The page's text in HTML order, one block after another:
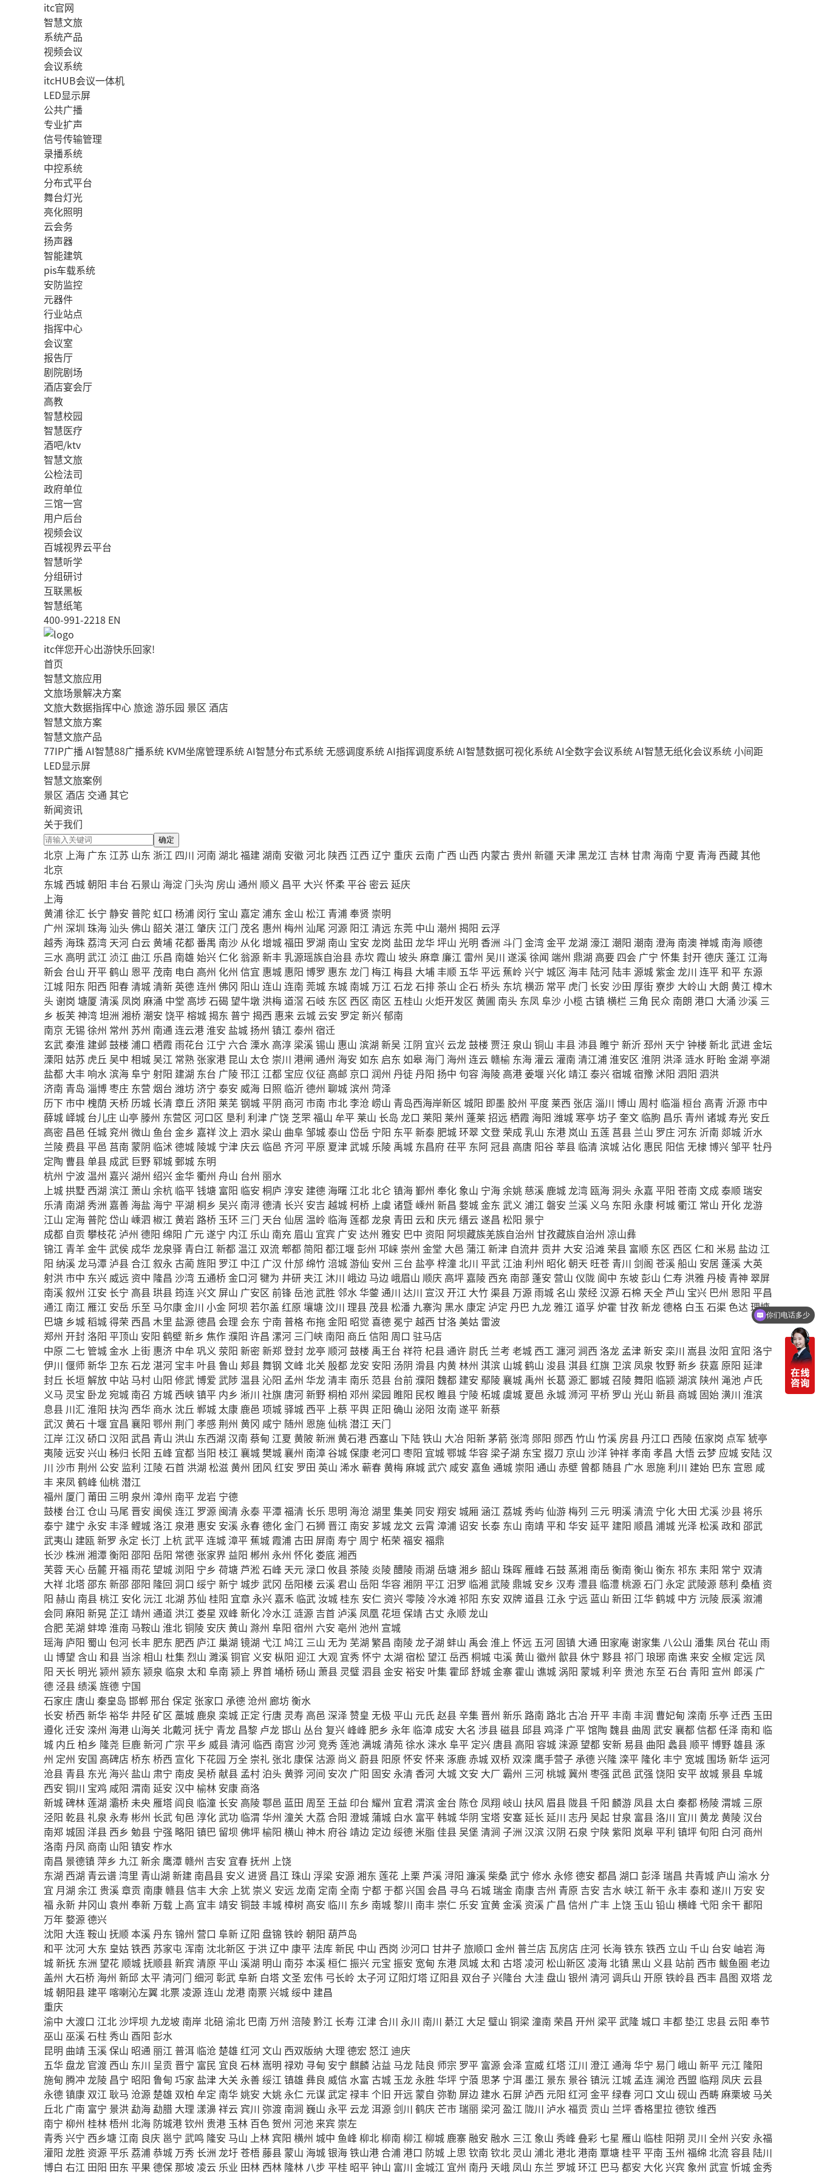
itc官网
智慧文旅
系统产品
视频会议
会议系统
itcHUB会议一体机
LED显示屏
公共广播
专业扩声
信号传输管理
录播系统
中控系统
分布式平台
舞台灯光
亮化照明
云会务
扬声器
智能建筑
pis车载系统
安防监控
元器件
行业站点
指挥中心
会议室
报告厅
剧院剧场
酒店宴会厅
高教
智慧校园
智慧医疗
酒吧/ktv
智慧文旅
公检法司
政府单位
三馆一宫
用户后台
视频会议
百城视界云平台
智慧听学
分组研讨
互联黑板
智慧纸笔
400-991-2218 EN
itc伴您开心出游快乐回家!
首页
智慧文旅应用
文旅场景解决方案
文旅大数据指挥中心旅途游乐园 景区 酒店
智慧文旅方案
智慧文旅产品
77IP广播AI智慧88广播系统 KVM坐席管理系统AI智慧分布式系统无感调度系统AI指挥调度系统AI智慧数据可视化系统AI全数字会议系统AI智慧无纸化会议系统小间距
LED显示屏
智慧文旅案例
景区 酒店 交通其它
新闻资讯
关于我们
确定
北京 上海 广东 江苏 山东 浙江 四川 河南 湖北福建湖南 安徽河北 陕西 江西 辽宁 重庆 云南 广西 山西 内蒙古 贵州 新疆 天津黑龙江 吉林甘肃 海南 宁夏 青海 西藏其他
北京
东城 西城朝阳 丰台 石景山 海淀 门头沟 房山 通州 顺义 昌平 大兴怀柔平谷 密云延庆
上海
黄浦徐汇 长宁 静安 普陀 虹口 杨浦 闵行 宝山 嘉定 浦东 金山 松江 青浦奉贤 崇明
广州 深圳 珠海 汕头佛山 韶关 湛江 肇庆 江门 茂名 惠州 梅州 汕尾 河源 阳江 清远 东莞 中山 潮州 揭阳 云浮
越秀 海珠 荔湾 天河 白云黄埔 花都番禺 南沙 从化增城福田 罗湖 南山 宝安 龙岗 盐田 龙华坪山 光明 香洲 斗门 金湾金平龙湖 濠江 潮阳 潮南 澄海 南澳禅城 南海 顺德
三水 高明 武江 浈江 曲江 乐昌 南雄 始兴仁化 翁源新丰乳源瑶族自治县赤坎 霞山 坡头麻章 廉江 雷州 吴川 遂溪徐闻 端州 鼎湖 高要 四会 广宁 怀集封开德庆 蓬江 江海
新会 台山 开平鹤山 恩平 茂南 电白 高州 化州 信宜 惠城 惠阳 博罗 惠东 龙门 梅江 梅县 大埔丰顺 五华平远 蕉岭 兴宁 城区 海丰 陆河 陆丰源城紫金龙川 连平和平 东源
江城 阳东 阳西 阳春清城清新 英德连州 佛冈 阳山 连山 连南 莞城 东城 南城 万江 石龙石排茶山 企石 桥头 东坑横沥 常平 虎门 长安 沙田 厚街寮步 大岭山 大朗 黄江 樟木
头谢岗 塘厦 清溪 凤岗 麻涌 中堂 高埗石碣 望牛墩 洪梅道滘 石岐 东区 西区 南区 五桂山 火炬开发区 黄圃 南头 东凤阜沙小榄 古镇横栏 三角 民众 南朗 港口 大涌 沙溪 三
乡 板芙 神湾坦洲 湘桥潮安 饶平榕城揭东 普宁 揭西 惠来 云城 云安 罗定 新兴郁南
南京 无锡 徐州 常州 苏州 南通连云港淮安 盐城扬州 镇江 泰州 宿迁
玄武秦淮 建邺鼓楼 浦口 栖霞 雨花台 江宁 六合 溧水 高淳 梁溪锡山 惠山 滨湖 新吴 江阴 宜兴 云龙鼓楼 贾汪 泉山 铜山 丰县 沛县 睢宁 新沂邳州 天宁 钟楼 新北武进金坛
溧阳 姑苏 虎丘 吴中 相城吴江 常熟 张家港 昆山 太仓 崇川 港闸 通州 海安 如东 启东 如皋 海门 海州 连云赣榆 东海灌云灌南 清江浦淮安区 淮阴 洪泽 涟水 盱眙金湖 亭湖
盐都 大丰 响水滨海阜宁 射阳 建湖 东台 广陵邗江 江都 宝应 仪征 高邮 京口 润州 丹徒丹阳 扬中 句容 海陵 高港姜堰兴化靖江 泰兴宿城宿豫 沭阳 泗阳 泗洪
济南 青岛 淄博枣庄 东营 烟台 潍坊济宁 泰安 威海 日照 临沂德州 聊城滨州 菏泽
历下市中 槐荫 天桥 历城 长清章丘 济阳 莱芜钢城平阴 商河市南 市北李沧 崂山 青岛西海岸新区 城阳 即墨 胶州 平度 莱西 张店 淄川 博山 周村 临淄 桓台 高青 沂源市中
薛城 峄城 台儿庄 山亭 滕州 东营区 河口区 垦利 利津 广饶 芝罘福山 牟平 莱山 长岛 龙口 莱阳 莱州 蓬莱招远 栖霞 海阳 潍城 寒亭 坊子奎文 临朐 昌乐 青州 诸城寿光 安丘
高密 昌邑 任城 兖州 微山 鱼台 金乡 嘉祥 汶上 泗水 梁山 曲阜邹城泰山 岱岳 宁阳 东平新泰 肥城环翠文登 荣成乳山 东港 岚山 五莲 莒县 兰山 罗庄河东 沂南 郯城 沂水
兰陵 费县平邑 莒南 蒙阴 临沭德城 陵城 宁津 庆云 临邑 齐河平原 夏津武城 乐陵 禹城 东昌府茌平 东阿冠县 高唐 阳谷莘县 临清滨城 沾化 惠民 阳信无棣博兴邹平牡丹
定陶 曹县单县 成武 巨野 郓城 鄄城 东明
杭州 宁波 温州 嘉兴湖州 绍兴金华衢州 舟山 台州 丽水
上城拱墅 西湖 滨江 萧山 余杭 临平钱塘 富阳 临安 桐庐 淳安 建德 海曙 江北北仑镇海鄞州 奉化 象山 宁海余姚 慈溪 鹿城龙湾 瓯海洞头 永嘉 平阳 苍南 文成泰顺瑞安
乐清 南湖 秀洲 嘉善 海盐 海宁 平湖 桐乡 吴兴 南浔德清 长兴 安吉 越城柯桥 上虞 诸暨 嵊州 新昌 婺城金东 武义 浦江 磐安 兰溪 义乌 东阳 永康柯城衢江 常山 开化龙游
江山 定海普陀 岱山 嵊泗 椒江 黄岩 路桥 玉环 三门 天台 仙居 温岭 临海莲都龙泉 青田 云和 庆元缙云遂昌 松阳 景宁
成都 自贡 攀枝花 泸州 德阳 绵阳 广元遂宁 内江 乐山 南充 眉山 宜宾 广安 达州 雅安 巴中 资阳 阿坝藏族羌族自治州 甘孜藏族自治州 凉山彝
锦江 青羊金牛武侯 成华龙泉驿 青白江 新都 温江 双流郫都 简阳 都江堰彭州 邛崃 崇州 金堂 大邑 蒲江 新津 自流井 贡井 大安 沿滩 荣县 富顺 东区 西区 仁和 米易 盐边 江
阳 纳溪龙马潭 泸县合江 叙永古蔺旌阳 罗江 中江 广汉 什邡 绵竹 涪城游仙 安州 三台 盐亭 梓潼北川 平武 江油 利州 昭化朝天 旺苍 青川 剑阁 苍溪船山 安居 蓬溪 大英
射洪市中 东兴 威远 资中 隆昌 沙湾 五通桥金口河犍为 井研 夹江 沐川 峨边 马边 峨眉山 顺庆 高坪 嘉陵 西充 南部 蓬安 营山 仪陇 阆中 东坡彭山 仁寿 洪雅丹棱 青神 翠屏
南溪叙州 江安 长宁 高县珙县筠连兴文 屏山 广安区 前锋岳池武胜 邻水华蓥 通川 达川 宣汉 开江 大竹 渠县 万源雨城 名山 荥经汉源石棉 天全 芦山 宝兴 巴州 恩阳 平昌
通江 南江 雁江 安岳 乐至 马尔康金川 小金 阿坝 若尔盖 红原 壤塘 汶川 理县 茂县松潘 九寨沟 黑水 康定 泸定 丹巴 九龙雅江 道孚炉霍 甘孜新龙德格 白玉 石渠色达 理塘
巴塘 乡城稻城得荣 西昌 木里 盐源德昌 会理 会东 宁南 普格布拖金阳 昭觉 喜德 冕宁 越西 甘洛 美姑 雷波
郑州 开封洛阳 平顶山 安阳 鹤壁新乡 焦作濮阳 许昌 漯河 三门峡 南阳 商丘 信阳 周口 驻马店
中原 二七 管城金水 上街 惠济 中牟巩义 荥阳 新密 新郑登封龙亭 顺河鼓楼 禹王台 祥符 杞县通许 尉氏 兰考 老城 西工瀍河涧西 洛龙 孟津新安 栾川 嵩县 汝阳 宜阳 洛宁
伊川 偃师新华 卫东 石龙湛河 宝丰 叶县鲁山 郏县舞钢 文峰 北关 殷都龙安 安阳 汤阴 滑县 内黄林州 淇滨 山城鹤山 浚县淇县红旗 卫滨 凤泉 牧野新乡 获嘉 原阳 延津
封丘 长垣解放 中站 马村 山阳 修武博爱 武陟 温县沁阳 孟州 华龙清丰 南乐 范县 台前濮阳 魏都 建安 鄢陵襄城 禹州 长葛 源汇 郾城召陵舞阳 临颍 湖滨 陕州 渑池 卢氏
义马 灵宝 卧龙宛城 南召 方城 西峡镇平 内乡 淅川 社旗 唐河新野桐柏 邓州 梁园 睢阳 民权 睢县 宁陵柘城 虞城 夏邑 永城浉河平桥 罗山 光山 新县 商城 固始潢川 淮滨
息县 川汇 淮阳 扶沟 西华 商水 沈丘 郸城 太康 鹿邑 项城驿城 西平 上蔡 平舆 正阳 确山 泌阳 汝南 遂平新蔡
武汉 黄石 十堰 宜昌 襄阳 鄂州 荆门 孝感荆州 黄冈 咸宁 随州 恩施仙桃潜江 天门
江岸 江汉 硚口 汉阳 武昌 青山 洪山 东西湖 汉南 蔡甸 江夏 黄陂 新洲 黄石港 西塞山 下陆铁山 大冶 阳新茅箭 张湾 郧阳 郧西 竹山 竹溪 房县丹江口 西陵伍家岗 点军 猇亭
夷陵远安 兴山 秭归 长阳 五峰 宜都 当阳 枝江 襄城樊城襄州 南漳谷城保康老河口 枣阳 宜城鄂城华容 梁子湖 东宝 掇刀 京山 沙洋钟祥孝南 孝昌 大悟 云梦 应城 安陆汉
川 沙市荆州 公安 监利 江陵石首 洪湖 松滋黄州 团风红安 罗田 英山 浠水蕲春黄梅麻城武穴 咸安 嘉鱼 通城 崇阳 通山 赤壁 曾都 随县 广水 恩施利川 建始 巴东 宣恩 咸
丰 来凤鹤峰 仙桃潜江
福州 厦门 莆田 三明 泉州 漳州 南平龙岩 宁德
鼓楼 台江 仓山 马尾 晋安 闽侯连江 罗源 闽清 永泰平潭福清 长乐 思明 海沧 湖里 集美 同安 翔安 城厢 涵江 荔城秀屿仙游梅列 三元 明溪清流 宁化 大田 尤溪沙县将乐
泰宁 建宁 永安 丰泽鲤城洛江 泉港 惠安 安溪 永春德化金门 石狮 晋江 南安 芗城龙文 云霄 漳浦诏安 长泰 东山 南靖平和 华安 延平 建阳 顺昌 浦城光泽松溪政和 邵武
武夷山 建瓯新罗 永定 长汀 上杭武平连城 漳平 蕉城 霞浦古田 屏南 寿宁 周宁 柘荣 福安 福鼎
长沙株洲 湘潭衡阳 邵阳 岳阳 常德 张家界 益阳 郴州 永州 怀化 娄底湘西
芙蓉 天心岳麓开福 雨花望城 浏阳 宁乡 荷塘 芦淞石峰 天元 渌口 攸县茶陵 炎陵醴陵雨湖 岳塘湘乡 韶山 珠晖 雁峰 石鼓 蒸湘 南岳衡南 衡山 衡东 祁东 耒阳 常宁 双清
大祥北塔邵东 新邵邵阳 隆回 洞口 绥宁 新宁 城步 武冈 岳阳楼 云溪君山 岳阳 华容湘阴 平江 汨罗 临湘 武陵鼎城 安乡 汉寿 澧县 临澧桃源石门 永定 武陵源 慈利 桑植 资
阳 赫山 南县桃江 安化沅江 北湖 苏仙 桂阳 宜章 永兴 嘉禾 临武 汝城桂东 安仁 资兴零陵 冷水滩 祁阳 东安 双牌道县 江永 宁远 蓝山 新田 江华鹤城 中方 沅陵 辰溪 溆浦
会同 麻阳 新晃 芷江 靖州 通道 洪江 娄星 双峰 新化 冷水江 涟源 吉首 泸溪 凤凰 花垣保靖古丈 永顺龙山
合肥 芜湖 蚌埠淮南 马鞍山 淮北铜陵 安庆黄山 滁州 阜阳 宿州 六安 亳州 池州 宣城
瑶海 庐阳 蜀山 包河 长丰 肥东 肥西 庐江 巢湖 镜湖 弋江 鸠江 三山 无为 芜湖 繁昌 南陵龙子湖 蚌山 禹会淮上 怀远 五河 固镇 大通 田家庵谢家集 八公山 潘集 凤台 花山 雨
山 博望 含山 和县 当涂相山 杜集 烈山 濉溪铜官 义安 枞阳 迎江 大观 宜秀怀宁 太湖 宿松 望江 岳西 桐城 屯溪黄山 徽州 歙县休宁 黟县祁门 琅琊 南谯 来安 全椒 定远 凤
阳 天长 明光颍州 颍东 颍泉 临泉 太和 阜南 颍上 界首埇桥砀山 萧县 灵璧泗县金安 裕安 叶集 霍邱舒城金寨 霍山 谯城 涡阳 蒙城利辛 贵池 东至 石台 青阳 宣州 郎溪 广
德 泾县绩溪旌德 宁国
石家庄 唐山 秦皇岛 邯郸 邢台 保定 张家口 承德 沧州 廊坊衡水
长安 桥西 新华裕华 井陉矿区 藁城 鹿泉 栾城 正定 行唐 灵寿 高邑 深泽 赞皇 无极 平山 元氏赵县辛集 晋州 新乐 路南 路北古冶 开平丰南 丰润 曹妃甸 滦南 乐亭 迁西 玉田
遵化迁安 滦州 海港 山海关 北戴河抚宁 青龙 昌黎 卢龙邯山 丛台 复兴 峰峰 肥乡 永年 临漳 成安 大名 涉县磁县邱县鸡泽 广平馆陶 魏县 曲周 武安 襄都信都任泽 南和 临
城 内丘 柏乡 隆尧 巨鹿新河 广宗 平乡 威县清河 临西 南宫 沙河竞秀莲池 满城清苑徐水 涞水阜平 定兴 唐县 高阳 容城 涞源望都 安新易县 曲阳 蠡县 顺平博野雄县涿
州 定州 安国 高碑店 桥东 桥西 宣化下花园 万全 崇礼 张北 康保 沽源 尚义 蔚县 阳原 怀安 怀来涿鹿赤城 双桥 双滦 鹰手营子承德兴隆 滦平 隆化丰宁 宽城 围场 新华运河
沧县 青县 东光 海兴 盐山 肃宁 南皮 吴桥献县 孟村 泊头黄骅河间 安次 广阳 固安 永清 香河 大城文安 大厂 霸州 三河桃城冀州 枣强 武邑 武强 饶阳 安平故城 景县阜城
西安 铜川 宝鸡 咸阳 渭南 延安 汉中 榆林 安康 商洛
新城碑林莲湖 灞桥未央 雁塔 阎良 临潼 长安 高陵鄠邑 蓝田 周至 王益 印台 耀州 宜君渭滨金台 陈仓 凤翔 岐山 扶风 眉县 陇县千阳 麟游 凤县 太白 秦都杨陵渭城 三原
泾阳 乾县礼泉 永寿彬州 长武旬邑 淳化武功 临渭 华州 潼关 大荔 合阳 澄城蒲城 白水 富平韩城华阴 宝塔 安塞延长 延川 志丹吴起甘泉 富县洛川 宜川 黄龙黄陵汉台
南郑城固 洋县 西乡 勉县 宁强 略阳 镇巴 留坝 佛坪榆阳 横山 神木 府谷靖边 定边绥德 米脂佳县吴堡 清涧 子洲 汉滨汉阴 石泉 宁陕紫阳 岚皋平利 镇坪旬阳 白河 商州
洛南 丹凤 商南 山阳 镇安 柞水
南昌 景德镇萍乡 九江 新余 鹰潭赣州 吉安 宜春抚州 上饶
东湖 西湖 青云谱湾里 青山湖 新建 南昌县 安义 进贤 昌江 珠山 浮梁 安源湘东 莲花 上栗 芦溪 浔阳 濂溪柴桑武宁 修水 永修德安 都昌 湖口 彭泽瑞昌 共青城 庐山 渝水 分
宜 月湖 余江 贵溪章贡 南康赣县信丰 大余 上犹 崇义 安远 龙南 定南 全南 宁都于都兴国 会昌 寻乌 石城瑞金 南康 吉州 青原 吉安 吉水 峡江 新干 永丰泰和 遂川 万安 安
福 永新 井冈山 袁州 奉新 万载 上高 宜丰靖安 铜鼓丰城樟树 高安 临川 东乡 南城黎川 南丰 崇仁 乐安 宜黄金溪 资溪 广昌 信州 广丰 上饶 玉山 铅山 横峰 弋阳 余干鄱阳
万年婺源德兴
沈阳 大连鞍山 抚顺本溪丹东 锦州 营口 阜新辽阳 盘锦 铁岭 朝阳 葫芦岛
和平 沈河 大东 皇姑铁西 苏家屯 浑南 沈北新区 于洪辽中 康平 法库新民 中山 西岗 沙河口 甘井子旅顺口 金州 普兰店 瓦房店 庄河 长海铁东 铁西 立山 千山 台安 岫岩 海
城新抚 东洲 望花 顺城抚顺县新宾 清原 平山 溪湖 明山 南芬 本溪桓仁振兴 元宝 振安 宽甸 东港 凤城 太和 古塔 凌河松山新区 凌海北镇黑山 义县 站前 西市 鲅鱼圈 老边
盖州 大石桥 海州 新邱 太平清河门 细河彰武阜新 白塔文圣宏伟 弓长岭 太子河辽阳灯塔辽阳县 双台子兴隆台 大洼 盘山 银州 清河调兵山 开原 铁岭县 西丰 昌图 双塔龙
城朝阳县 建平 喀喇沁左翼北票 凌源连山 龙港 南票兴城绥中 建昌
重庆
渝中 大渡口 江北沙坪坝 九龙坡 南岸北碚渝北 巴南 万州 涪陵黔江 长寿 江津合川 永川 南川 綦江 大足 璧山 铜梁潼南 荣昌 开州 梁平武隆城口 丰都 垫江 忠县 云阳 奉节
巫山 巫溪石柱 秀山 酉阳 彭水
昆明 曲靖 玉溪保山 昭通丽江 普洱 临沧 楚雄 红河文山 西双版纳 大理 德宏 怒江 迪庆
五华盘龙 官渡 西山 东川 呈贡 晋宁 富民 宜良 石林嵩明 禄劝 寻甸 安宁 麒麟 沾益 马龙 陆良 师宗 罗平 富源 会泽 宣威红塔 江川 澄江 通海华宁 易门 峨山 新平 元江 隆阳
施甸 腾冲 龙陵 昌宁 昭阳 鲁甸 巧家 盐津 大关 永善绥江 镇雄 彝良 威信水富 古城 玉龙 永胜 华坪 宁蒗 思茅 宁洱 墨江 景东 景谷镇沅 江城 孟连 澜沧 西盟 临翔 凤庆 云县
永德镇康 双江 耿马 沧源 楚雄 双柏 牟定 南华姚安 大姚 永仁 元谋武定 禄丰个旧 开远 蒙自 弥勒 屏边 建水石屏 泸西 元阳 红河金平绿春河口 文山 砚山 西畴麻栗坡 马关
丘北 广南 富宁 景洪 勐海 勐腊 大理 漾濞祥云 宾川 弥渡 南涧 巍山 永平 云龙 洱源剑川 鹤庆 芒市瑞丽 梁河盈江 陇川 泸水福贡 贡山 兰坪 香格里拉 德钦维西
南宁 柳州 桂林梧州 北海 防城港钦州 贵港 玉林 百色贺州 河池 来宾 崇左
青秀兴宁 西乡塘 江南 良庆 邕宁 武鸣 隆安 马山 上林 宾阳 横州 城中 鱼峰 柳北柳南 柳江 柳城 鹿寨融安 融水 三江 象山 秀峰 叠彩七星 雁山 临桂 阳朔 灵川 全州 兴安 永福
灌阳 龙胜 资源平乐 荔浦恭城 万秀 长洲 龙圩苍梧 藤县蒙山 海城银海铁山港合浦港口 防城 上思 钦南 钦北 灵山 浦北港北港南 覃塘桂平平南 玉州 福绵 北流 容县 陆川
博白 右江 田阳 田东 平果 德保那坡 凌云 乐业 田林 西林 隆林 八步 平桂 昭平钟山 富川 金城江 宜州 南丹 天峨 凤山 东兰 罗城环江 巴马 都安 大化兴宾 象州 武宣 忻城金秀
你们电话多少